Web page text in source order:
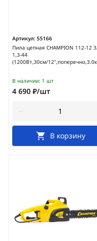
Артикул: 55166
Пила цепная CHAMPION 112-12
1,3-44
(1200Вт,30см/
В наличии: 1 шт
4 690 ₽/шт
В корзину